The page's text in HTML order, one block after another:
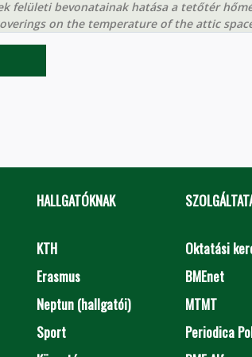
felületi bevonatainak hatása a tetőtér
on the temperature of the attic
HALLGATÓKNAK
KTH
Erasmus
Neptun (hallgatói)
Sport
Oktatási
BMEnet
MTMT
Periodica